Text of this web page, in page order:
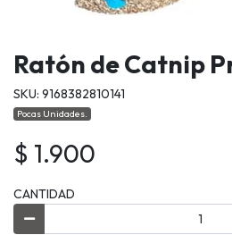
Ratón de Catnip
SKU: 9168382810141
Pocas Unidades.
$ 1.900
CANTIDAD